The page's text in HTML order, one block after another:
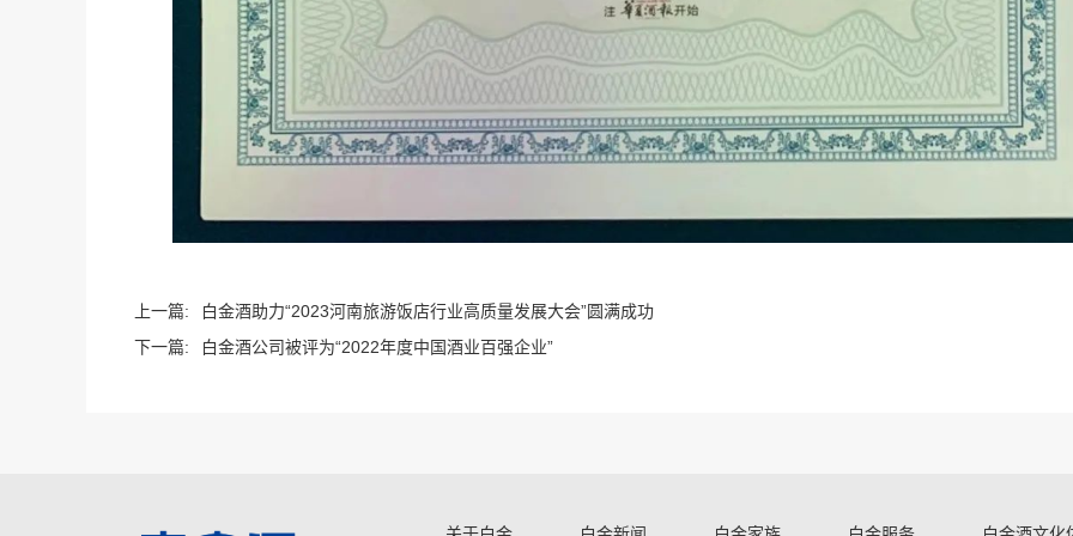
上一篇:
白金酒助力“2023河南旅游饭店行业高质量发展大会”圆满成功
下一篇:
白金酒公司被评为“2022年度中国酒业百强企业”